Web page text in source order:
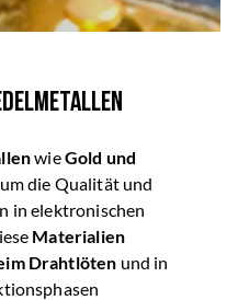
wieGold und
um die Qualität und
in elektronischen
Materialien
Drahtlöten und in